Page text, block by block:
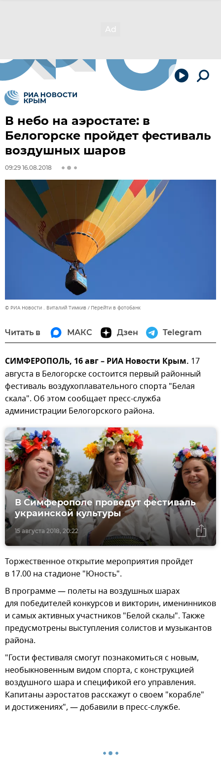
В небо на аэростате: в
Белогорске пройдет фестиваль
воздушных шаров
09:29 16.08.2018
© РИА Новости . Виталий Тимкив Перейти в фотобанк
Читать в МАКС Дзен Telegram
СИМФЕРОПОЛЬ, 16 авг – РИА Новости Крым. 17
августа в Белогорске состоится первый районный
фестиваль воздухоплавательного спорта "Белая
скала". Об этом сообщает пресс-служба
администрации Белогорского района.
15 августа 2018, 20:22
В Симферополе проведут фестиваль
украинской культуры
Торжественное открытие мероприятия пройдет
в 17.00 на стадионе "Юность".
В программе — полеты на воздушных шарах
для победителей конкурсов и викторин, именинников
и самых активных участников "Белой скалы". Также
предусмотрены выступления солистов и музыкантов
района.
"Гости фестиваля смогут познакомиться с новым,
необыкновенным видом спорта, с конструкцией
воздушного шара и спецификой его управления.
Капитаны аэростатов расскажут о своем "корабле"
и достижениях", — добавили в пресс-службе.